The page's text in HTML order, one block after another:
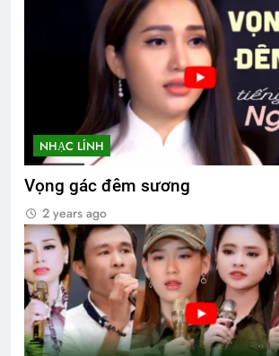
NHẠC LÍNH
Vọng gác đêm sương
2 years ago